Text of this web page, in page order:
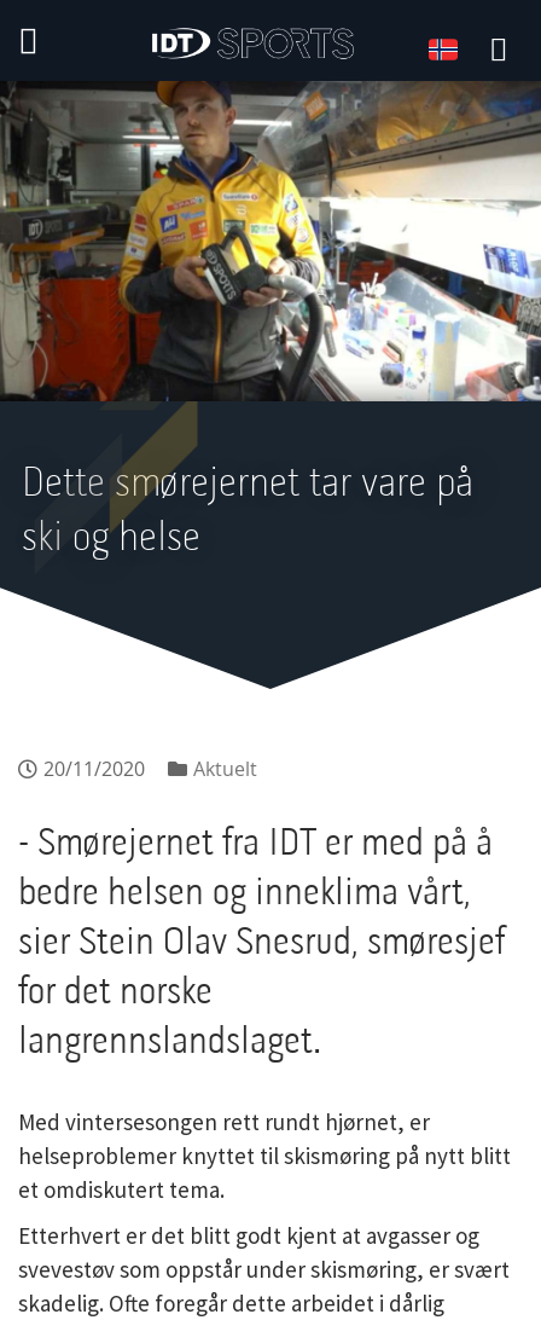
Språk
Språk:
Dette smørejernet tar vare på
ski og helse
20/11/2020 Aktuelt
- Smørejernet fra IDT er med på å
bedre helsen og inneklima vårt,
sier Stein Olav Snesrud, smøresjef
for det norske
langrennslandslaget.
Med vintersesongen rett rundt hjørnet, er
helseproblemer knyttet til skismøring på nytt blitt
et omdiskutert tema.
Etterhvert er det blitt godt kjent at avgasser og
svevestøv som oppstår under skismøring, er svært
skadelig. Ofte foregår dette arbeidet i dårlig